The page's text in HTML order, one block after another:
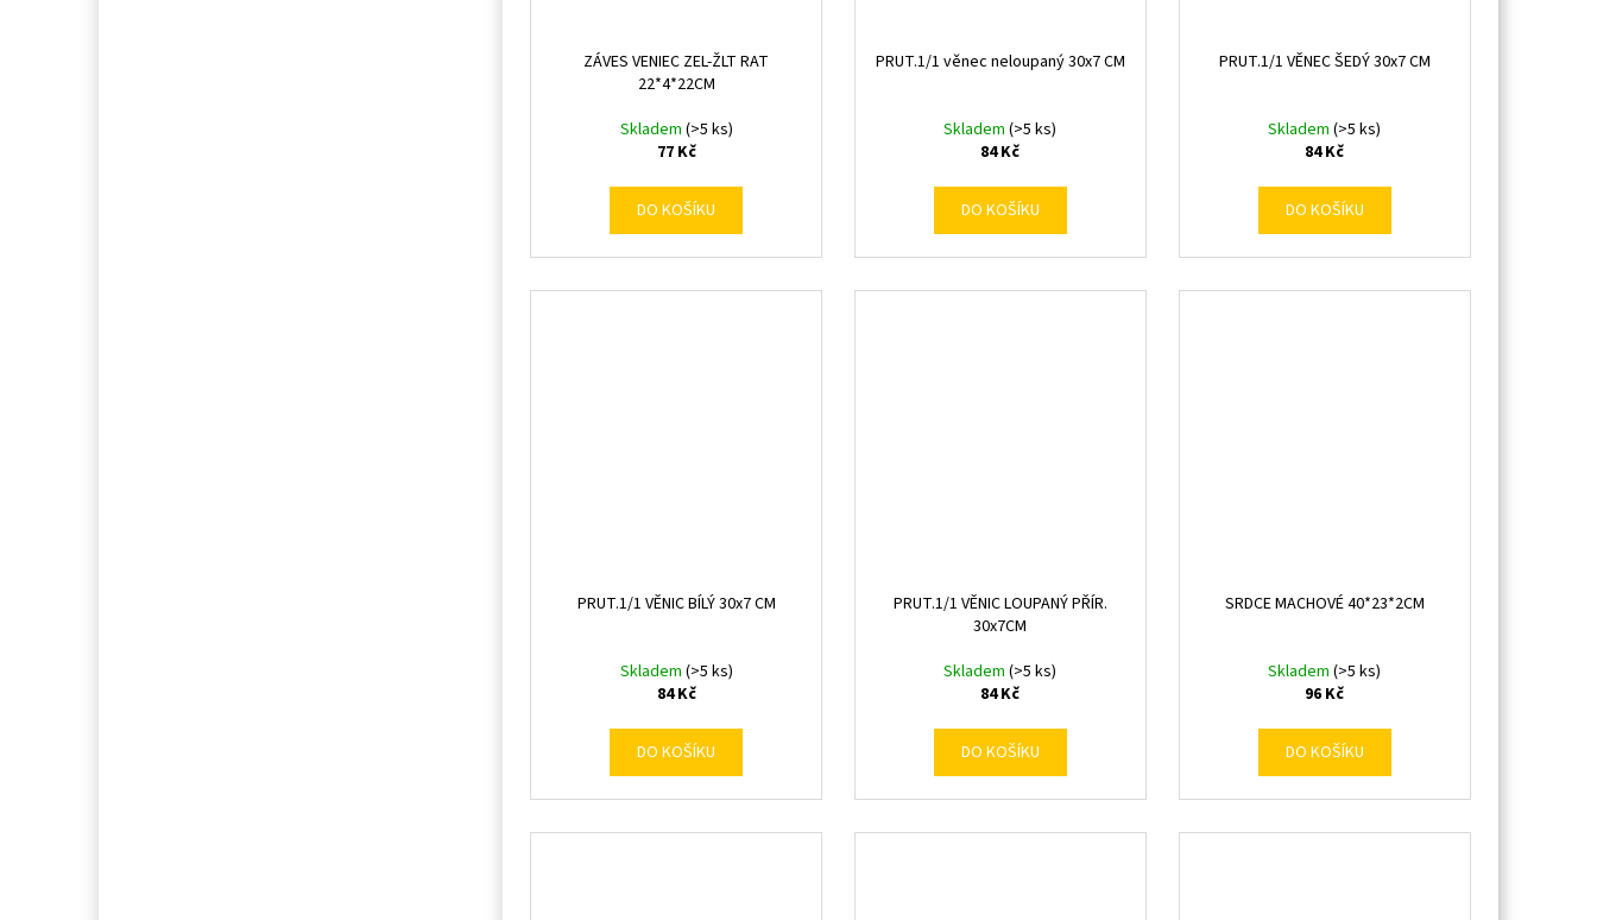
ZÁVES VENIEC ZEL-ŽLT RAT
22*4*22CM
Skladem (>5 ks)
77 Kč
DO KOŠÍKU
PRUT.1/1 věnec neloupaný 30x7 CM
Skladem(>5 ks)
84 Kč
DO KOŠÍKU
PRUT.1/1 VĚNEC ŠEDÝ 30x7 CM
Skladem(>5 ks)
84 Kč
DO KOŠÍKU
PRUT.1/1 VĚNIC BÍLÝ 30x7 CM
Skladem (>5 ks)
84 Kč
DO KOŠÍKU
PRUT.1/1 VĚNIC LOUPANÝ PŘÍR.
30x7CM
Skladem(>5 ks)
84 Kč
DO KOŠÍKU
SRDCE MACHOVÉ 40*23*2CM
Skladem(>5 ks)
96 Kč
DO KOŠÍKU